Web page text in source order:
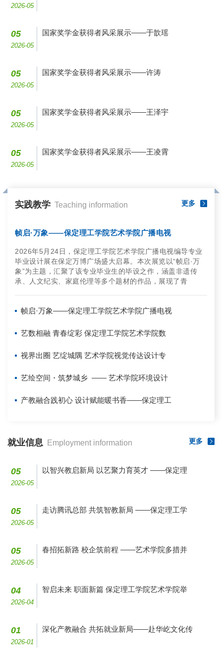
2026-05
05
2026-05
国家奖学金获得者风采展示——于歆瑶
05
2026-05
国家奖学金获得者风采展示——许涛
05
2026-05
国家奖学金获得者风采展示——王泽宇
05
2026-05
国家奖学金获得者风采展示——王凌霄
更多
实践教学 Teaching information
帧启·万象——保定理工学院艺术学院广播电视
2026年5月24日，保定理工学院艺术学院广播电视编导专业
毕业设计展在保定万博广场盛大启幕。本次展览以“帧启·万
象”为主题，汇聚了该专业毕业生的毕设之作，涵盖非遗传
承、人文纪实、家庭伦理等多个题材的作品，展现了青
帧启·万象——保定理工学院艺术学院广播电视
艺数相融 青春绽彩 保定理工学院艺术学院数
视界出圈 艺绽城隅 艺术学院视觉传达设计专
艺绘空间・筑梦城乡 —— 艺术学院环境设计
产教融合践初心 设计赋能暖书香——保定理工
更多
就业信息 Employment information
05
2026-05
以智兴教启新局 以艺聚力育英才 ——保定理
05
2026-05
走访腾讯总部 共筑智教新局 ——保定理工学
05
2026-05
春招拓新路 校企筑前程 ——艺术学院多措并
04
2026-04
智启未来 职面新篇 保定理工学院艺术学院举
01
2026-01
深化产教融合 共拓就业新局——赴华屹文化传